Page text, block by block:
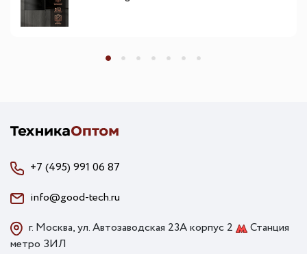
+7 (495) 991 06 87
info@good-tech.ru
г. Москва, ул. Автозаводская 23А корпус 2
Станция
метро ЗИЛ